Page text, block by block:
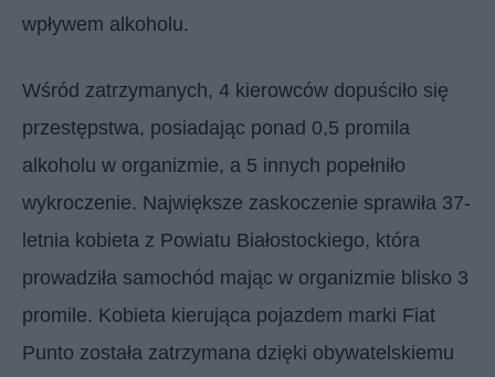
wpływem alkoholu.
Wśród zatrzymanych, 4 kierowców dopuściło się
przestępstwa, posiadając ponad 0,5 promila
alkoholu w organizmie, a 5 innych popełniło
wykroczenie. Największe zaskoczenie sprawiła 37-
letnia kobieta z Powiatu Białostockiego, która
prowadziła samochód mając w organizmie blisko 3
promile. Kobieta kierująca pojazdem marki Fiat
Punto została zatrzymana dzięki obywatelskiemu